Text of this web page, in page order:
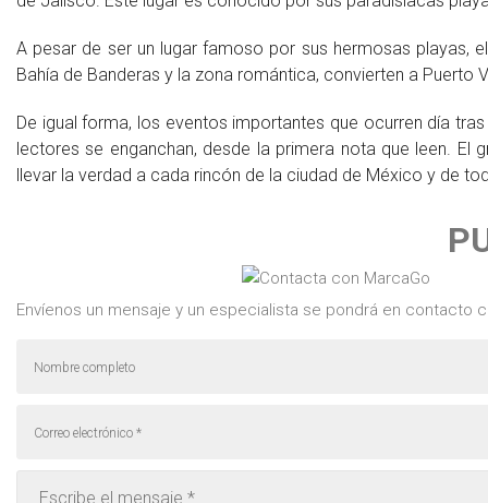
A pesar de ser un lugar famoso por sus hermosas playas,
Bahía de Banderas y la zona romántica, convierten a Puerto
De igual forma, los eventos importantes que ocurren día
lectores se enganchan, desde la primera nota que leen.
llevar la verdad a cada rincón de la ciudad de México y de
Envíenos un mensaje y un especialista se pondrá en contacto